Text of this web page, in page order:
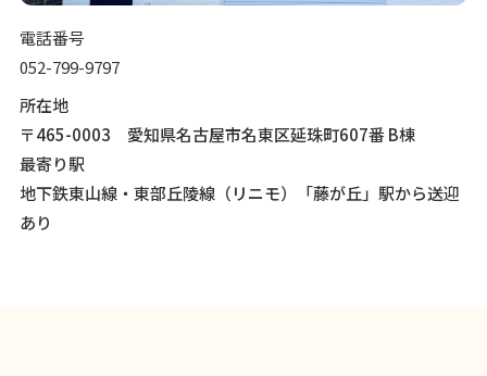
電話番号
052-799-9797
所在地
〒465-0003 愛知県名古屋市名東区延珠町607番 B棟
最寄り駅
地下鉄東山線・東部丘陵線（リニモ）「藤が丘」駅から送迎
あり